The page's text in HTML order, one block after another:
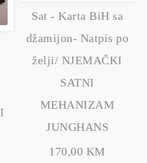
Sat - Karta BiH sa
džamijon- Natpis po
želji/ NJEMAČKI
SATNI
MEHANIZAM
JUNGHANS
170,00 KM